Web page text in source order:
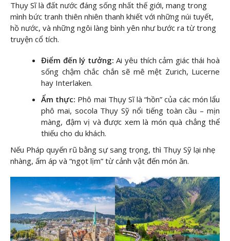
Thụy Sĩ là đất nước đáng sống nhất thế giới, mang trong
mình bức tranh thiên nhiên thanh khiết với những núi tuyết,
hồ nước, và những ngôi làng bình yên như bước ra từ trong
truyện cổ tích.
Điểm đến lý tưởng: Ai yêu thích cảm giác thái hoà
sống chậm chắc chắn sẽ mê mệt Zurich, Lucerne
hay Interlaken.
Ẩm thực: Phô mai Thụy Sĩ là “hồn” của các món lẩu
phô mai, socola Thụy Sỹ nổi tiếng toàn cầu – mịn
màng, đậm vị và được xem là món quà chẳng thể
thiếu cho du khách.
Nếu Pháp quyến rũ bằng sự sang trọng, thì Thụy Sỹ lại nhẹ
nhàng, ấm áp và “ngọt lịm” từ cảnh vật đến món ăn.